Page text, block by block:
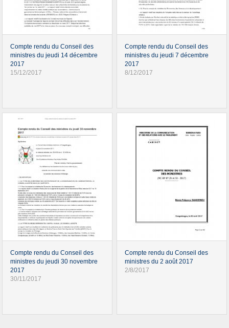
Compte rendu du Conseil des
ministres du jeudi 14 décembre
2017
15/12/2017
Compte rendu du Conseil des
ministres du jeudi 7 décembre
2017
8/12/2017
Compte rendu du Conseil des
ministres du jeudi 30 novembre
2017
30/11/2017
Compte rendu du Conseil des
ministres du 2 août 2017
2/8/2017